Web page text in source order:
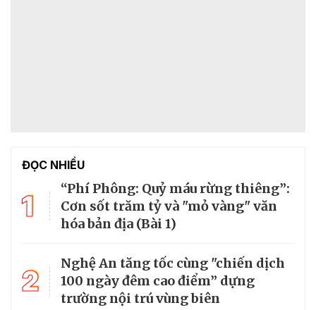
ĐỌC NHIỀU
1
“Phí Phông: Quỷ máu rừng thiêng”:
Cơn sốt trăm tỷ và "mỏ vàng" văn
hóa bản địa (Bài 1)
2
Nghệ An tăng tốc cùng "chiến dịch
100 ngày đêm cao điểm” dựng
trường nội trú vùng biên